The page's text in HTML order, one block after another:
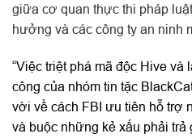
giữa cơ quan thực thi pháp
hưởng và các công ty an ninh
“Việc triệt phá mã độc Hive và
công của nhóm tin tặc
vời về cách FBI ưu tiên hỗ trợ
và buộc những kẻ xấu phải trả